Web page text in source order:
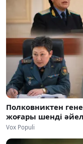
Полковниктен
жоғары шенді
Vox Populi